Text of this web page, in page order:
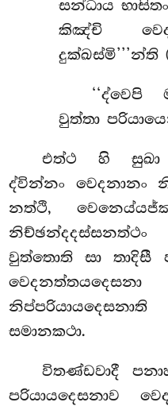
සන්ධාය
කිඤ්චි
දුක්ඛස්මි’’’න්ති
‘‘ද්වෙපි
වුත්තා
එත්ථ හි සුඛා
ද්වින්නං වෙදනානං
නත්ථි,
නිච්ඡන්දදස්සනත්ථං
වුත්තොති සා තාදිසී
සමානකථා.
විතණ්ඩවාදී
පරියායදෙසනාව